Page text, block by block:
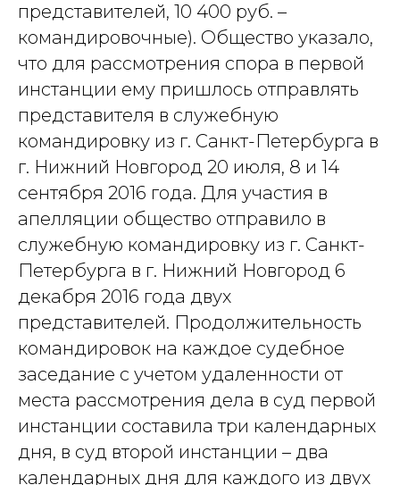
представителей, 10 400 руб. –
командировочные). Общество указало,
что для рассмотрения спора в первой
инстанции ему пришлось отправлять
представителя в служебную
командировку из г. Санкт-Петербурга в
г. Нижний Новгород 20 июля, 8 и 14
сентября 2016 года. Для участия в
апелляции общество отправило в
служебную командировку из г. Санкт-
Петербурга в г. Нижний Новгород 6
декабря 2016 года двух
представителей. Продолжительность
командировок на каждое судебное
заседание с учетом удаленности от
места рассмотрения дела в суд первой
инстанции составила три календарных
дня, в суд второй инстанции – два
календарных дня для каждого из двух